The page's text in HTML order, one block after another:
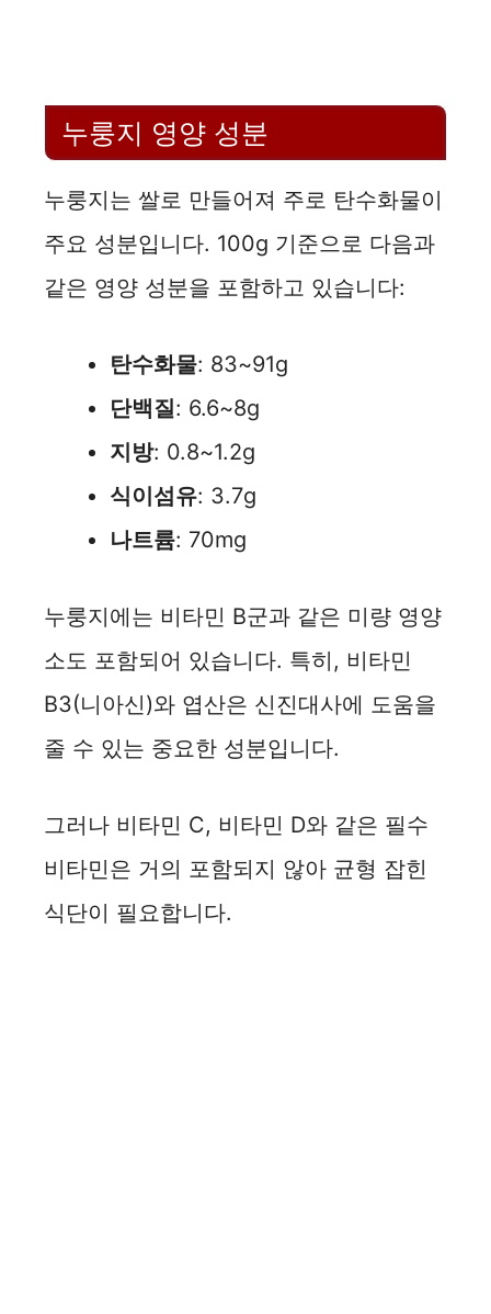
누룽지 영양 성분
누룽지는 쌀로 만들어져 주로 탄수화물이
주요 성분입니다. 100g 기준으로 다음과
같은 영양 성분을 포함하고 있습니다:
탄수화물: 83~91g
단백질: 6.6~8g
지방: 0.8~1.2g
식이섬유: 3.7g
나트륨: 70mg
누룽지에는 비타민 B군과 같은 미량 영양
소도 포함되어 있습니다. 특히, 비타민
B3(니아신)와 엽산은 신진대사에 도움을
줄 수 있는 중요한 성분입니다.
그러나 비타민 C, 비타민 D와 같은 필수
비타민은 거의 포함되지 않아 균형 잡힌
식단이 필요합니다.